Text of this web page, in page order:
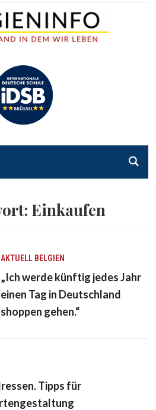
Einkaufen
AKTUELL BELGIEN
„Ich werde künftig jedes Jahr
einen Tag in Deutschland
shoppen gehen.“
Tipps für